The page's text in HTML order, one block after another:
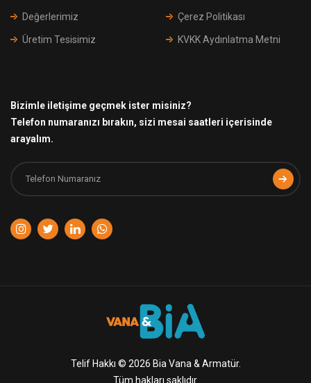
Değerlerimiz
Üretim Tesisimiz
Çerez Politikası
KVKK Aydınlatma Metni
Bizimle iletişime geçmek ister misiniz?
Telefon numaranızı bırakın, sizi mesai saatleri içerisinde
arayalım.
Telif Hakkı © 2026 Bia Vana & Armatür.
Tüm hakları saklıdır.